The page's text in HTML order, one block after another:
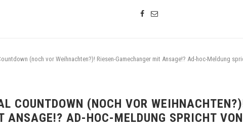
(noch vor Weihnachten?)! Riesen-Gamechanger mit Ansage!? Ad-hoc-Meldung
COUNTDOWN (NOCH VOR
ANSAGE!? AD-HOC-MELDUNG SPRICHT VON